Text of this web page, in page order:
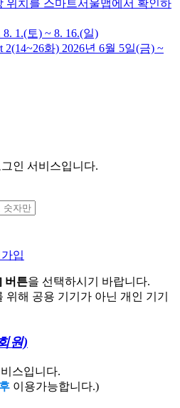
인 서비스입니다.
입
버튼을 선택하시기 바랍니다.
해 공용 기기가 아닌 개인 기기
원)
스입니다.
이용가능합니다.)